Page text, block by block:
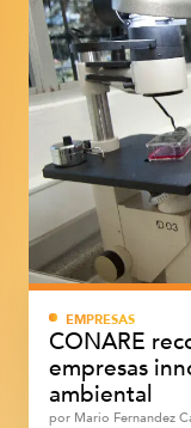
EMPRESAS
CONARE
empresas
ambiental
por Mario Fernandez